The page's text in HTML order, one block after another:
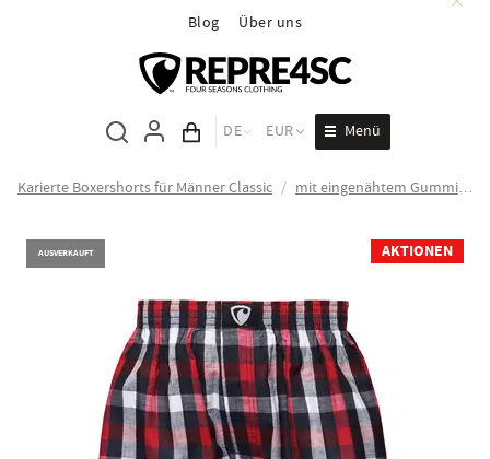
Blog Über uns
Inhalt des Wagens
DE EUR Menü
Karierte Boxershorts für Männer Classic / mit eingenähtem Gummizug ALI
AUSVERKAUFT AKTIONEN